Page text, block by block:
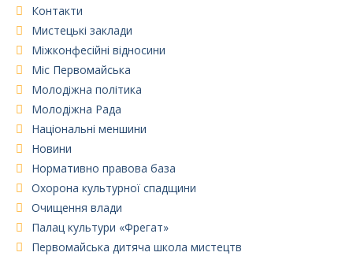
Контакти
Мистецькі заклади
Міжконфесійні відносини
Міс Первомайська
Молодіжна політика
Молодіжна Рада
Національні меншини
Новини
Нормативно правова база
Охорона культурної спадщини
Очищення влади
Палац культури «Фрегат»
Первомайська дитяча школа мистецтв